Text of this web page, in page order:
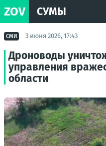
ZOV СУМЫ
СМИ 3 июня 2026, 17:43
Дроноводы
управления
области